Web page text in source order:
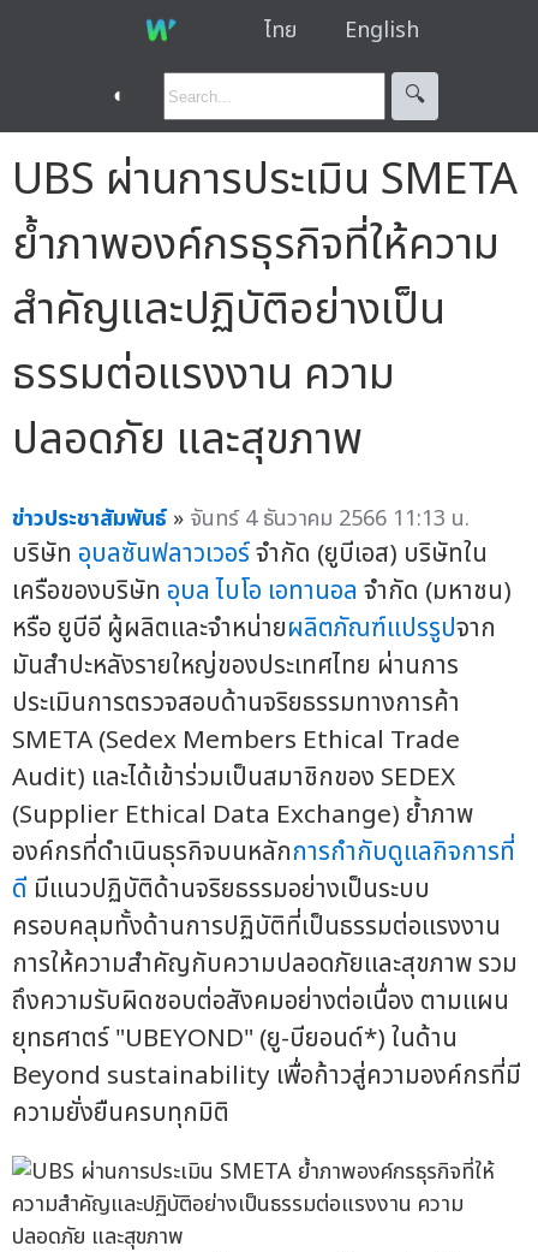
ไทย English
◐ 🔍︎
UBS ผ่านการประเมิน SMETA
ย้ำภาพองค์กรธุรกิจที่ให้ความ
สำคัญและปฏิบัติอย่างเป็น
ธรรมต่อแรงงาน ความ
ปลอดภัย และสุขภาพ
ข่าวประชาสัมพันธ์ » จันทร์ 4 ธันวาคม 2566 11:13 น.
บริษัท อุบลซันฟลาวเวอร์จำกัด (ยูบีเอส) บริษัทใน
เครือของบริษัท อุบล ไบโอ เอทานอล จำกัด (มหาชน)
หรือ ยูบีอี ผู้ผลิตและจำหน่ายผลิตภัณฑ์แปรรูปจาก
มันสำปะหลังรายใหญ่ของประเทศไทย ผ่านการ
ประเมินการตรวจสอบด้านจริยธรรมทางการค้า
SMETA (Sedex Members Ethical Trade
Audit) และได้เข้าร่วมเป็นสมาชิกของ SEDEX
(Supplier Ethical Data Exchange) ย้ำภาพ
องค์กรที่ดำเนินธุรกิจบนหลักการกำกับดูแลกิจการที่
ดี มีแนวปฏิบัติด้านจริยธรรมอย่างเป็นระบบ
ครอบคลุมทั้งด้านการปฏิบัติที่เป็นธรรมต่อแรงงาน
การให้ความสำคัญกับความปลอดภัยและสุขภาพ รวม
ถึงความรับผิดชอบต่อสังคมอย่างต่อเนื่อง ตามแผน
ยุทธศาตร์ "UBEYOND" (ยู-บียอนด์*) ในด้าน
Beyond sustainability เพื่อก้าวสู่ความองค์กรที่มี
ความยั่งยืนครบทุกมิติ